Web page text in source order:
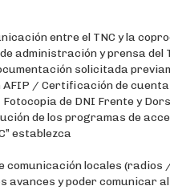
entre el TNC y la
administración y prensa del
solicitada
/ Certificación de
de DNI Frente y
de los programas de
establezca
comunicación locales
y poder comunicar